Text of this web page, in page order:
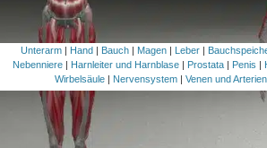
Unterarm | Hand | Bauch | Magen | Leber |
Nebenniere | Harnleiter und Harnblase | Prostata | Penis |
Wirbelsäule| Nervensystem| Venen und Arterien